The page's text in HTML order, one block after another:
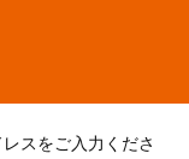
スをご入力くださ